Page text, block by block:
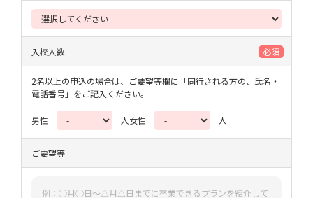
必須
入校人数
2名以上の申込の場合は、ご要望等欄に「同行される方の、氏名・
電話番号」をご記入ください。
男性 人女性 人
ご要望等